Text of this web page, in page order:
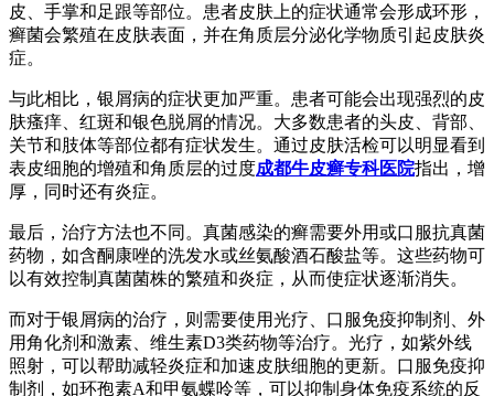
皮、手掌和足跟等部位。患者皮肤上的症状通常会形成环形，
癣菌会繁殖在皮肤表面，并在角质层分泌化学物质引起皮肤炎
症。
与此相比，银屑病的症状更加严重。患者可能会出现强烈的皮
肤瘙痒、红斑和银色脱屑的情况。大多数患者的头皮、背部、
关节和肢体等部位都有症状发生。通过皮肤活检可以明显看到
表皮细胞的增殖和角质层的过度成都牛皮癣专科医院指出，增
厚，同时还有炎症。
最后，治疗方法也不同。真菌感染的癣需要外用或口服抗真菌
药物，如含酮康唑的洗发水或丝氨酸酒石酸盐等。这些药物可
以有效控制真菌菌株的繁殖和炎症，从而使症状逐渐消失。
而对于银屑病的治疗，则需要使用光疗、口服免疫抑制剂、外
用角化剂和激素、维生素D3类药物等治疗。光疗，如紫外线
照射，可以帮助减轻炎症和加速皮肤细胞的更新。口服免疫抑
制剂，如环孢素A和甲氨蝶呤等，可以抑制身体免疫系统的反